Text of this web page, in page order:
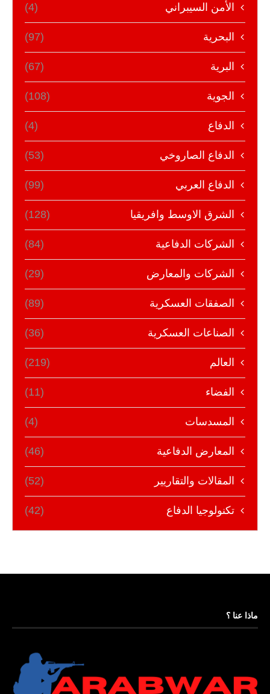
الأمن السيبراني (4)
البحرية (97)
البرية (67)
الجوية (108)
الدفاع (4)
الدفاع الصاروخي (53)
الدفاع العربي (99)
الشرق الاوسط وافريقيا (128)
الشركات الدفاعية (84)
الشركات والمعارض (29)
الصفقات العسكرية (89)
الصناعات العسكرية (36)
العالم (219)
الفضاء (11)
المسدسات (4)
المعارض الدفاعية (46)
المقالات والتقاريير (52)
تكنولوجيا الدفاع (42)
ماذا عنا ؟